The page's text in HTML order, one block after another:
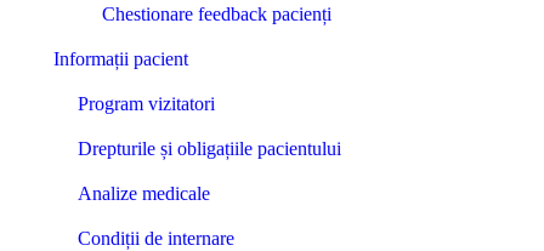
Chestionare feedback pacienți
Informații pacient
Program vizitatori
Drepturile și obligațiile pacientului
Analize medicale
Condiții de internare